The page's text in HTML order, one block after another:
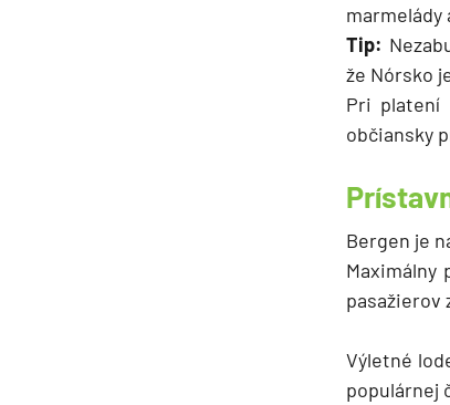
marmelády
Tip:
že Nórsko
Pri platení
občiansky
Bergen je
Maximálny
pasažierov
Výletné
populárnej